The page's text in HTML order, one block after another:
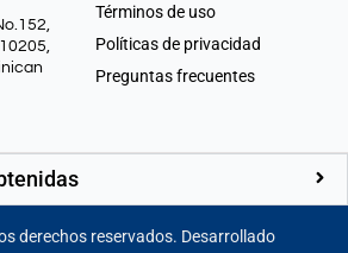
Términos de uso
Políticas de privacidad
Preguntas frecuentes
derechos reservados. Desarrollado